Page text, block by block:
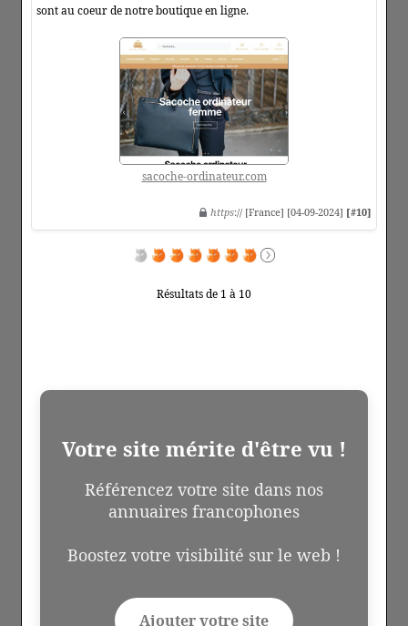
sont au coeur de notre boutique en ligne.
sacoche-ordinateur.com
https:// [France] [04-09-2024] [#10]
Résultats de 1 à 10
Votre site mérite d'être vu !
Référencez votre site dans nos
annuaires francophones
Boostez votre visibilité sur le web !
Ajouter votre site